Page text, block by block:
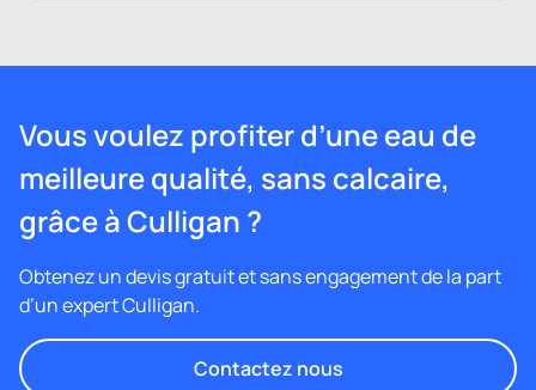
Vous voulez profiter d’une eau de
meilleure qualité, sans calcaire,
grâce à Culligan ?
Obtenez un devis gratuit et sans engagement de la part
d’un expert Culligan.
Contactez nous